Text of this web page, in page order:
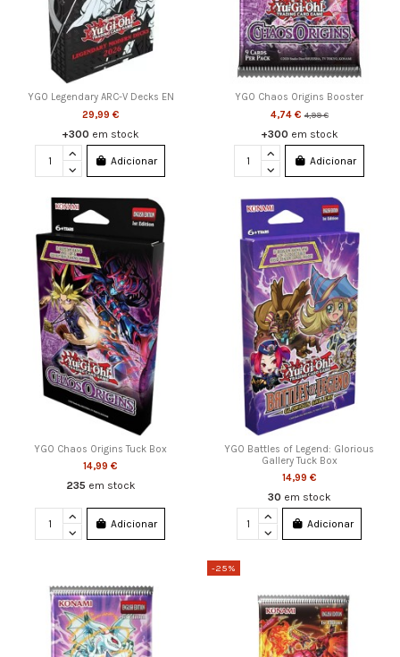
YGO Legendary ARC-V Decks EN
29,99 €
+300 em stock
Adicionar
YGO Chaos Origins Booster
4,74 €4,99 €
+300 em stock
Adicionar
YGO Chaos Origins Tuck Box
14,99 €
235 em stock
Adicionar
YGO Battles of Legend: Glorious
Gallery Tuck Box
14,99 €
30 em stock
Adicionar
-25%